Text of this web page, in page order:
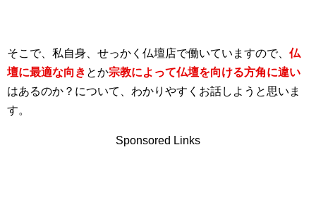
そこで、私自身、せっかく仏壇店で働いていますので、 仏
壇に最適な向き とか宗教によって仏壇を向ける方角に違い
はあるのか？について、わかりやすくお話しようと思いま
す。
Sponsored Links